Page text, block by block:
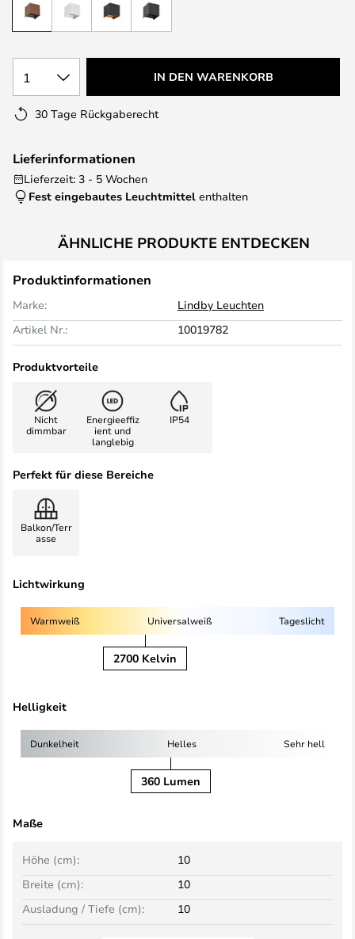
1 IN DEN WARENKORB
30 Tage Rückgaberecht
Lieferinformationen
Lieferzeit: 3 - 5 Wochen
Fest eingebautes Leuchtmittel enthalten
ÄHNLICHE PRODUKTE ENTDECKEN
Produktinformationen
Marke:
Lindby Leuchten
Artikel Nr.:
10019782
Produktvorteile
Nicht
dimmbar
Energieeffiz
ient und
langlebig
IP54
Perfekt für diese Bereiche
Balkon/Terr
asse
Lichtwirkung
Warmweiß Universalweiß Tageslicht
2700 Kelvin
Helligkeit
Dunkelheit Helles Sehr hell
360 Lumen
Maße
Breite (cm): 10
Höhe (cm): 10
Ausladung / Tiefe (cm): 10